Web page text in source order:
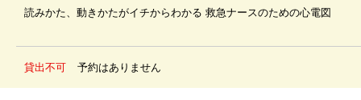
読みかた、動きかたがイチからわかる 救急ナースのための心電図
貸出不可 予約はありません